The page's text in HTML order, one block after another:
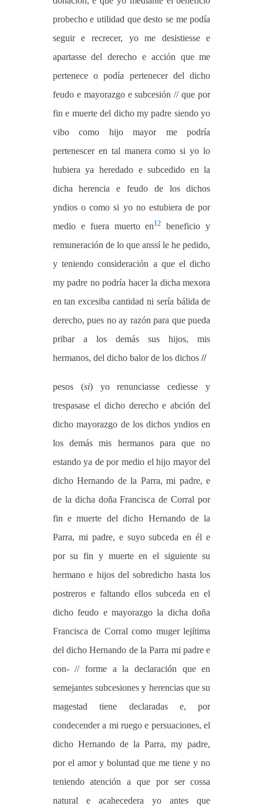
probecho e utilidad que desto se me podía
seguir e recrecer, yo me desistiesse e
apartasse del derecho e acción que me
pertenece o podía pertenecer del dicho
feudo e mayorazgo e subcesión // que por
fin e muerte del dicho my padre siendo yo
vibo como hijo mayor me podría
pertenescer en tal manera como si yo lo
hubiera ya heredado e subcedido en la
dicha herencia e feudo de los dichos
yndios o como si yo no estubiera de por
medio e fuera muerto en12
beneficio y
remuneración de lo que anssí le he pedido,
y teniendo consideración a que el dicho
my padre no podría hacer la dicha mexora
en tan excesiba cantidad ni sería bálida de
derecho, pues no ay razón para que pueda
pribar a los demás sus hijos, mis
hermanos, del dicho balor de los dichos //
pesos (si) yo renunciasse cediesse y
trespasase el dicho derecho e abción del
dicho mayorazgo de los dichos yndios en
los demás mis hermanos para que no
estando ya de por medio el hijo mayor del
dicho Hernando de la Parra, mi padre, e
de la dicha doña Francisca de Corral por
fin e muerte del dicho Hernando de la
Parra, mi padre, e suyo subceda en él e
por su fin y muerte en el siguiente su
hermano e hijos del sobredicho hasta los
postreros e faltando ellos subceda en el
dicho feudo e mayorazgo la dicha doña
Francisca de Corral como muger lejítima
del dicho Hernando de la Parra mi padre e
con- // forme a la declaración que en
semejantes subcesiones y herencias que su
magestad tiene declaradas e, por
condecender a mi ruego e persuaciones, el
dicho Hernando de la Parra, my padre,
por el amor y boluntad que me tiene y no
teniendo atención a que por ser cossa
natural e acahecedera yo antes que